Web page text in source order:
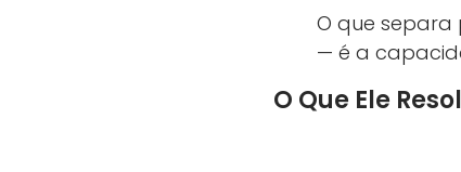
O que
— é a
O Que Ele